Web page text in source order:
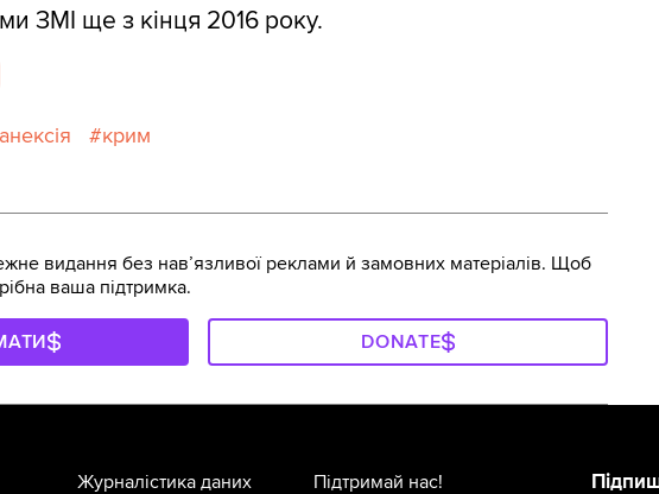
ЗМІ ще з кінця 2016 року.
анексія крим
видання без навʼязливої реклами й замовних матеріалів. Щоб
ваша підтримка.
DONATE
Журналістика даних Підтримай нас!